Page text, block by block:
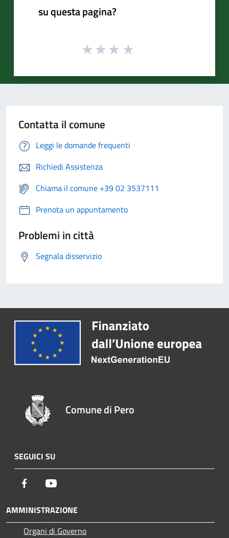
su questa pagina?
Contatta il comune
Leggi le domande frequenti
Richiedi Assistenza
Chiama il comune +39 02 3537111
Prenota un appuntamento
Problemi in città
Segnala disservizio
Comune di Pero
SEGUICI SU
Facebook
AMMINISTRAZIONE
Organi di Governo